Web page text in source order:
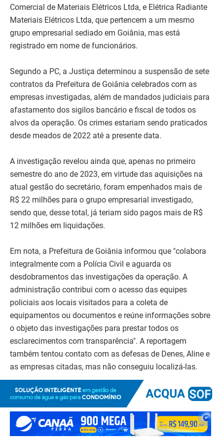
Comercial de Materiais Elétricos Ltda, e Elétrica Radiante
Materiais Elétricos Ltda, que pertencem a um mesmo
grupo empresarial sediado em Goiânia, mas está
registrado em nome de funcionários.
Segundo a PC, a Justiça determinou a suspensão de sete
contratos da Prefeitura de Goiânia celebrados com as
empresas investigadas, além de mandados judiciais para
afastamento dos sigilos bancário e fiscal de todos os
alvos da operação. Os crimes estariam sendo praticados
desde meados de 2022 até a presente data.
A investigação revelou ainda que, apenas no primeiro
semestre do ano de 2023, em virtude das aquisições na
atual gestão do secretário, foram empenhados mais de
R$ 22 milhões para o grupo empresarial investigado,
sendo que, desse total, já teriam sido pagos mais de R$
12 milhões em liquidações.
Em nota, a Prefeitura de Goiânia informou que "colabora
integralmente com a Polícia Civil e aguarda os
desdobramentos das investigações da operação. A
administração contribui com o acesso das equipes
policiais aos locais visitados para a coleta de
equipamentos ou documentos e reúne informações sobre
o objeto das investigações para prestar todos os
esclarecimentos com transparência". A reportagem
também tentou contato com as defesas de Denes, Aline e
as empresas citadas, mas não conseguiu localizá-las.